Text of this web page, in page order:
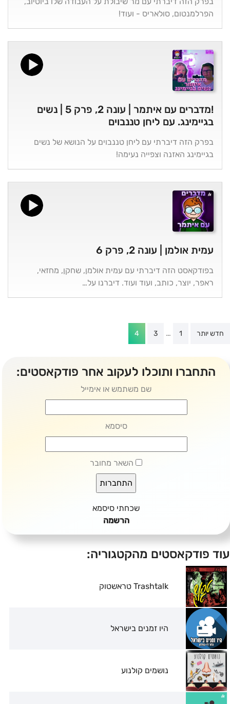
הפרלמנטום, סולאריס - ועוד!
!מדברים עם איתמר | עונה 2, פרק 5 | נשים
בגיימינג. עם ליחן טננבוים
בפרק הזה דיברתי עם ליחן טננבוים על הנושא של נשים
בגיימינג האזנה וצפייה נעימה!
עמית אולמן | עונה 2, פרק 6
בפודקאסט הזה דיברתי עם עמית אולמן, שחקן, מחזאי,
ראפר, יוצר, כותב, ועוד ועוד. דיברנו על…
Posts
pagination
חדש יותר 1
…
3
4
התחברו ותוכלו לעקוב אחר פודקאסטים:
שם משתמש או אימייל
סיסמא
השאר מחובר
שכחתי סיסמא
הרשמה
עוד פודקאסטים מהקטגוריה:
Trashtalk טראשטוק
היו זמנים בישראל
נושמים קולנוע